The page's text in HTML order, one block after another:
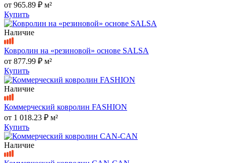
от 965.89 ₽ м²
Купить
Наличие
Ковролин на «резиновой» основе SALSA
от 877.99 ₽ м²
Купить
Наличие
Коммерческий ковролин FASHION
от 1 018.23 ₽ м²
Купить
Наличие